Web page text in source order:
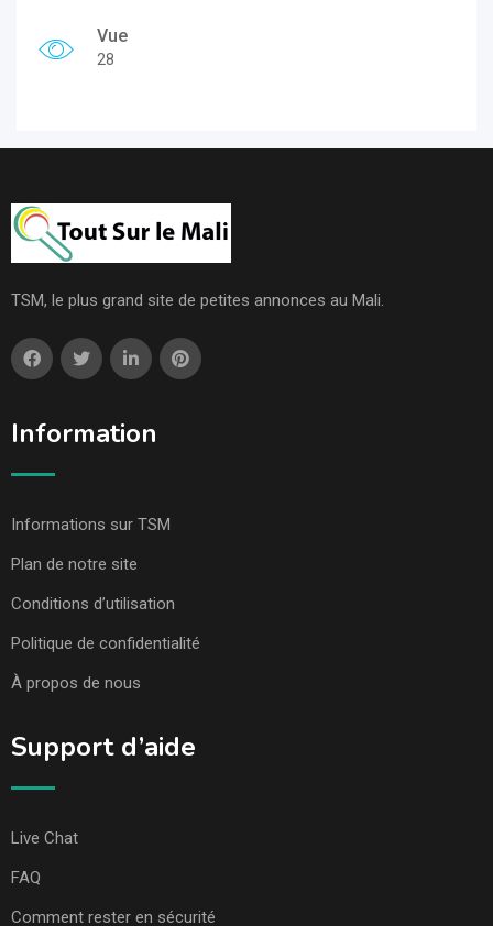
Vue
28
TSM, le plus grand site de petites annonces au Mali.
Information
Informations sur TSM
Plan de notre site
Conditions d’utilisation
Politique de confidentialité
À propos de nous
Support d’aide
Live Chat
FAQ
Comment rester en sécurité